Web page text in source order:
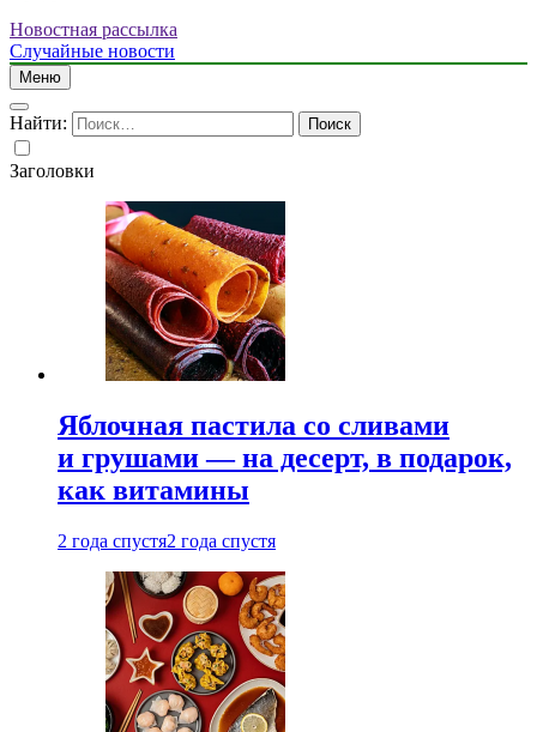
Новостная рассылка
Случайные новости
Меню
Найти:
Заголовки
Яблочная пастила со сливами
и грушами — на десерт, в подарок,
как витамины
2 года спустя2 года спустя